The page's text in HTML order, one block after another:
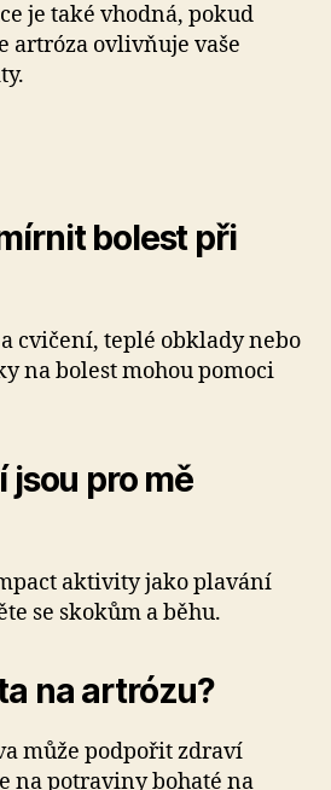
je také vhodná, pokud
artróza ovlivňuje vaše
bolest při
cvičení, teplé obklady nebo
na bolest mohou pomoci
jsou pro mě
aktivity jako plavání
se skokům a běhu.
na artrózu?
může podpořit zdraví
na potraviny bohaté na